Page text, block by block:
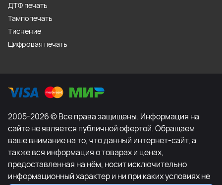
ДТФ печать
Тампопечать
Тиснение
Цифровая печать
2005-2026 © Все права защищены. Информация на
сайте не является публичной офертой. Обращаем
ваше внимание на то, что данный интернет-сайт, а
также вся информация о товарах и ценах,
предоставленная на нём, носит исключительно
информационный характер и ни при каких условиях не